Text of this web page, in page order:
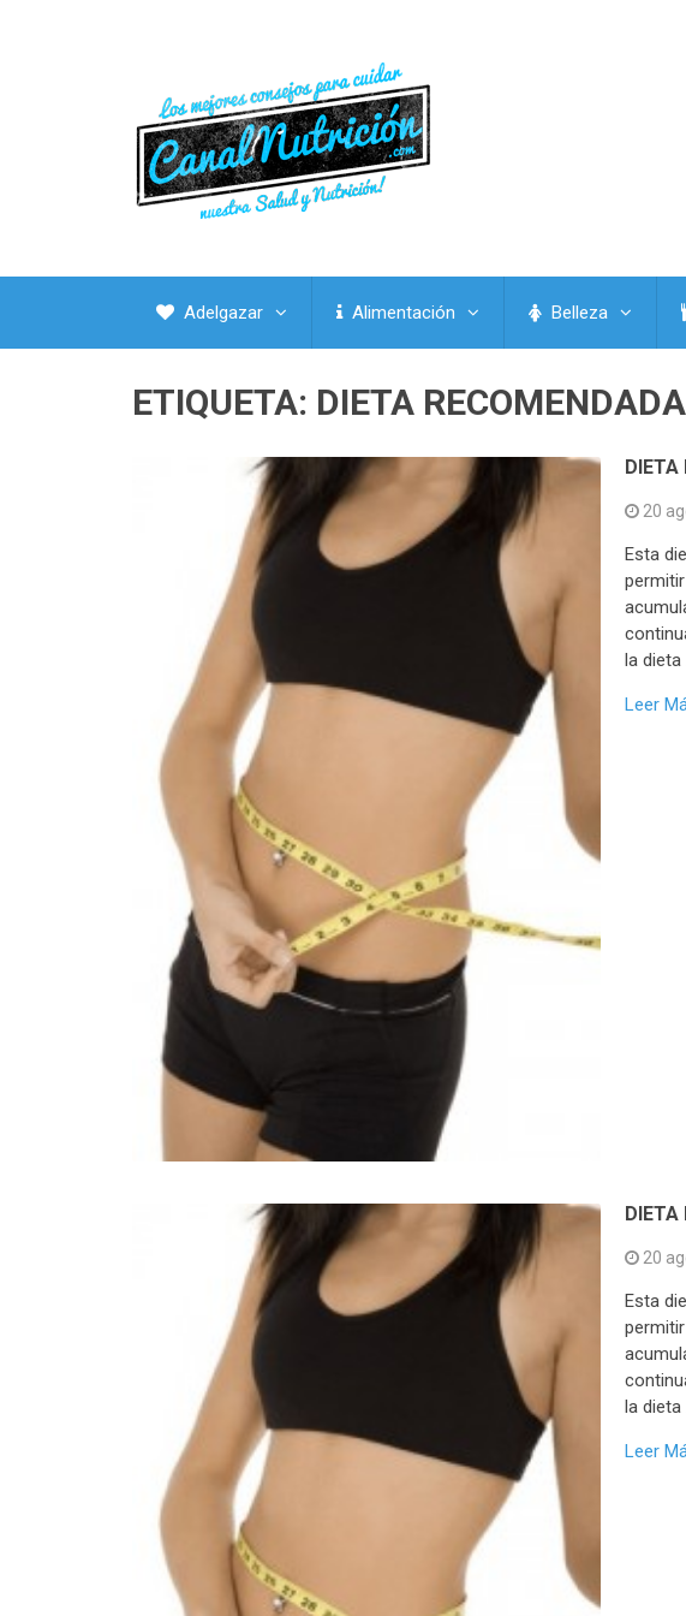
Adelgazar Alimentación Belleza
ETIQUETA: DIETA RECOMENDADA
20
Esta
la dieta
Leer
DIETA
20
Esta
la dieta …
Leer